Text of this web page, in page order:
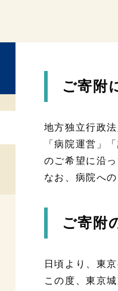
ご寄附
地方独立行政
「病院運営」
のご希望に沿
なお、病院へ
ご寄附
日頃より、東
この度、東京